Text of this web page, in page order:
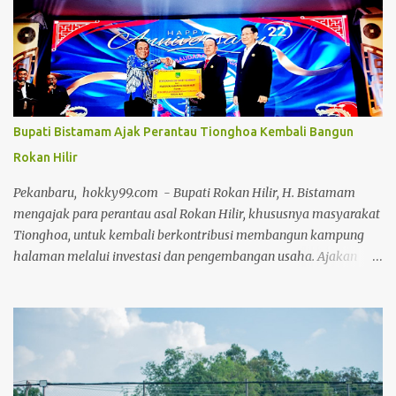
Jumat 24 Juli 2026, di aula gedung Diklat Jalan Kelapapati Darat
Bengkalis. Dalam sambutannya, Johan mengatakan, kegiatan
bedah buku ini memiliki makna yang sangat penting karena
bukan sekadar membahas isi sebuah buku, tetapi juga menggali
kembali nilai-nilai perjuangan, keteladanan dan warisan
keilmuan para ulama yang telah memberi warna dalam
perjalanan sejarah Negeri Junjungan. "Melalui forum bedah buku
ini, kita tidak hanya memperkenalkan buku kepada masyarakat,
tetapi juga mengkajinya secara lebih mendalam. Sebab sebuah
buku akan memiliki nilai yang jauh lebih ...
Bupati Bistamam Ajak Perantau Tionghoa Kembali Bangun
Rokan Hilir
Pekanbaru, hokky99.com - Bupati Rokan Hilir, H. Bistamam
mengajak para perantau asal Rokan Hilir, khususnya masyarakat
Tionghoa, untuk kembali berkontribusi membangun kampung
halaman melalui investasi dan pengembangan usaha. Ajakan
periode 2026–2030 yang dipimpin Ketua Umum Lo Cie Hui,
sekaligus peringatan Hari Ulang Tahun (HUT) ke-22 HPT di
Pekanbaru, Sabtu (4/7/2026) malam. Menurut Bistamam, Rokan
Hilir memiliki potensi besar di berbagai sektor, seperti perikanan,